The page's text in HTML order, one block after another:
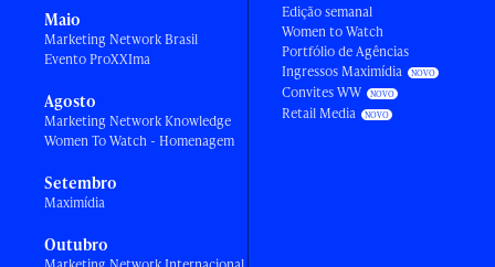
Maio
Marketing Network Brasil
Evento ProXXIma
Agosto
Marketing Network Knowledge
Women To Watch - Homenagem
Setembro
Maximídia
Outubro
Edição semanal
Women to Watch
Portfólio de Agências
Ingressos Maximídia
Convites WW
Retail Media